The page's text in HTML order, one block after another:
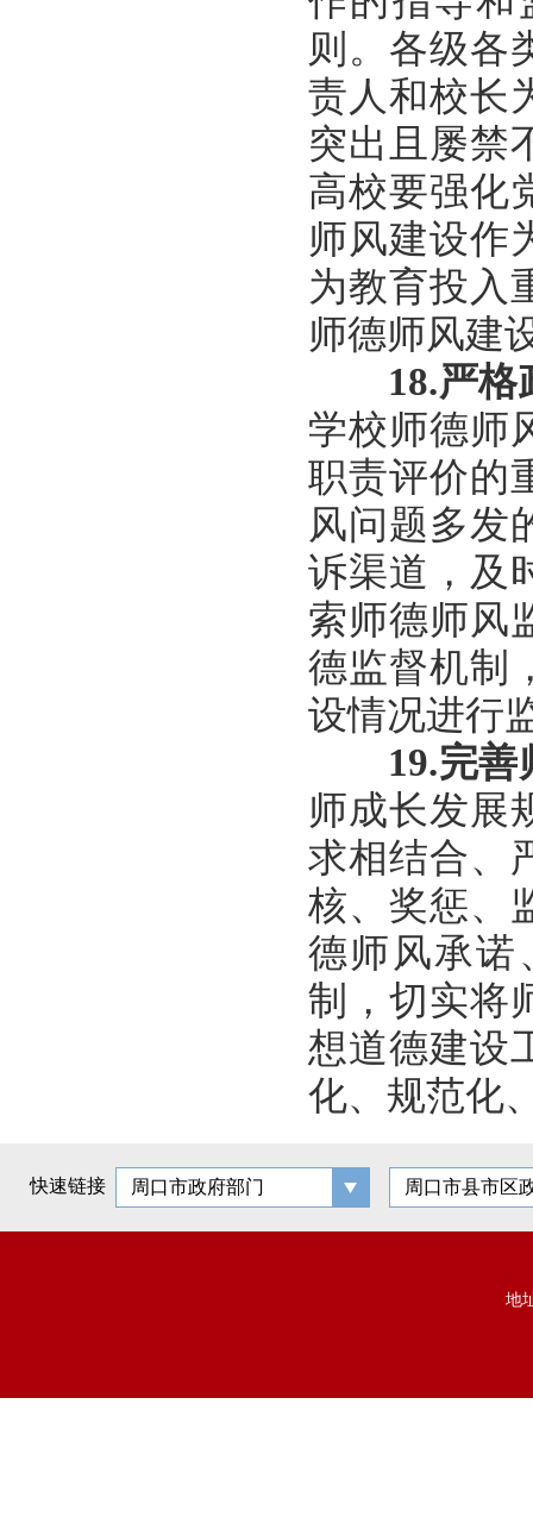
则。各级各
责人和校长
突出且屡禁
高校要强化
师风建设作
为教育投入
师德师风建
18.严格
学校师德师
职责评价的
风问题多发
诉渠道，及
索师德师风
德监督机制
设情况进行
19.完善
师成长发展
求相结合、
核、奖惩、
德师风承诺
制，切实将
想道德建设
化、规范化
快速链接 周口市政府部门 周口市县市区
地